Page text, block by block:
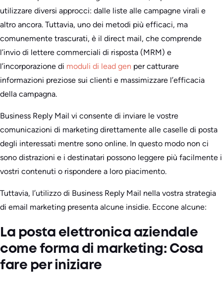
utilizzare diversi approcci: dalle liste alle campagne virali e
altro ancora. Tuttavia, uno dei metodi più efficaci, ma
comunemente trascurati, è il direct mail, che comprende
l’invio di lettere commerciali di risposta (MRM) e
l’incorporazione di moduli di lead gen per catturare
informazioni preziose sui clienti e massimizzare l’efficacia
della campagna.
Business Reply Mail vi consente di inviare le vostre
comunicazioni di marketing direttamente alle caselle di posta
degli interessati mentre sono online. In questo modo non ci
sono distrazioni e i destinatari possono leggere più facilmente i
vostri contenuti o rispondere a loro piacimento.
Tuttavia, l’utilizzo di Business Reply Mail nella vostra strategia
di email marketing presenta alcune insidie. Eccone alcune:
La posta elettronica aziendale
come forma di marketing: Cosa
fare per iniziare